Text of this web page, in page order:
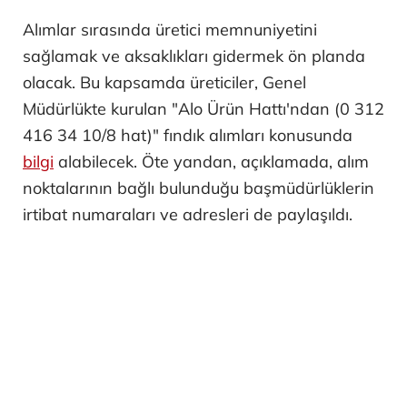
Alımlar sırasında üretici memnuniyetini
sağlamak ve aksaklıkları gidermek ön planda
olacak. Bu kapsamda üreticiler, Genel
Müdürlükte kurulan "Alo Ürün Hattı'ndan (0 312
416 34 10/8 hat)" fındık alımları konusunda
bilgi alabilecek. Öte yandan, açıklamada, alım
noktalarının bağlı bulunduğu başmüdürlüklerin
irtibat numaraları ve adresleri de paylaşıldı.